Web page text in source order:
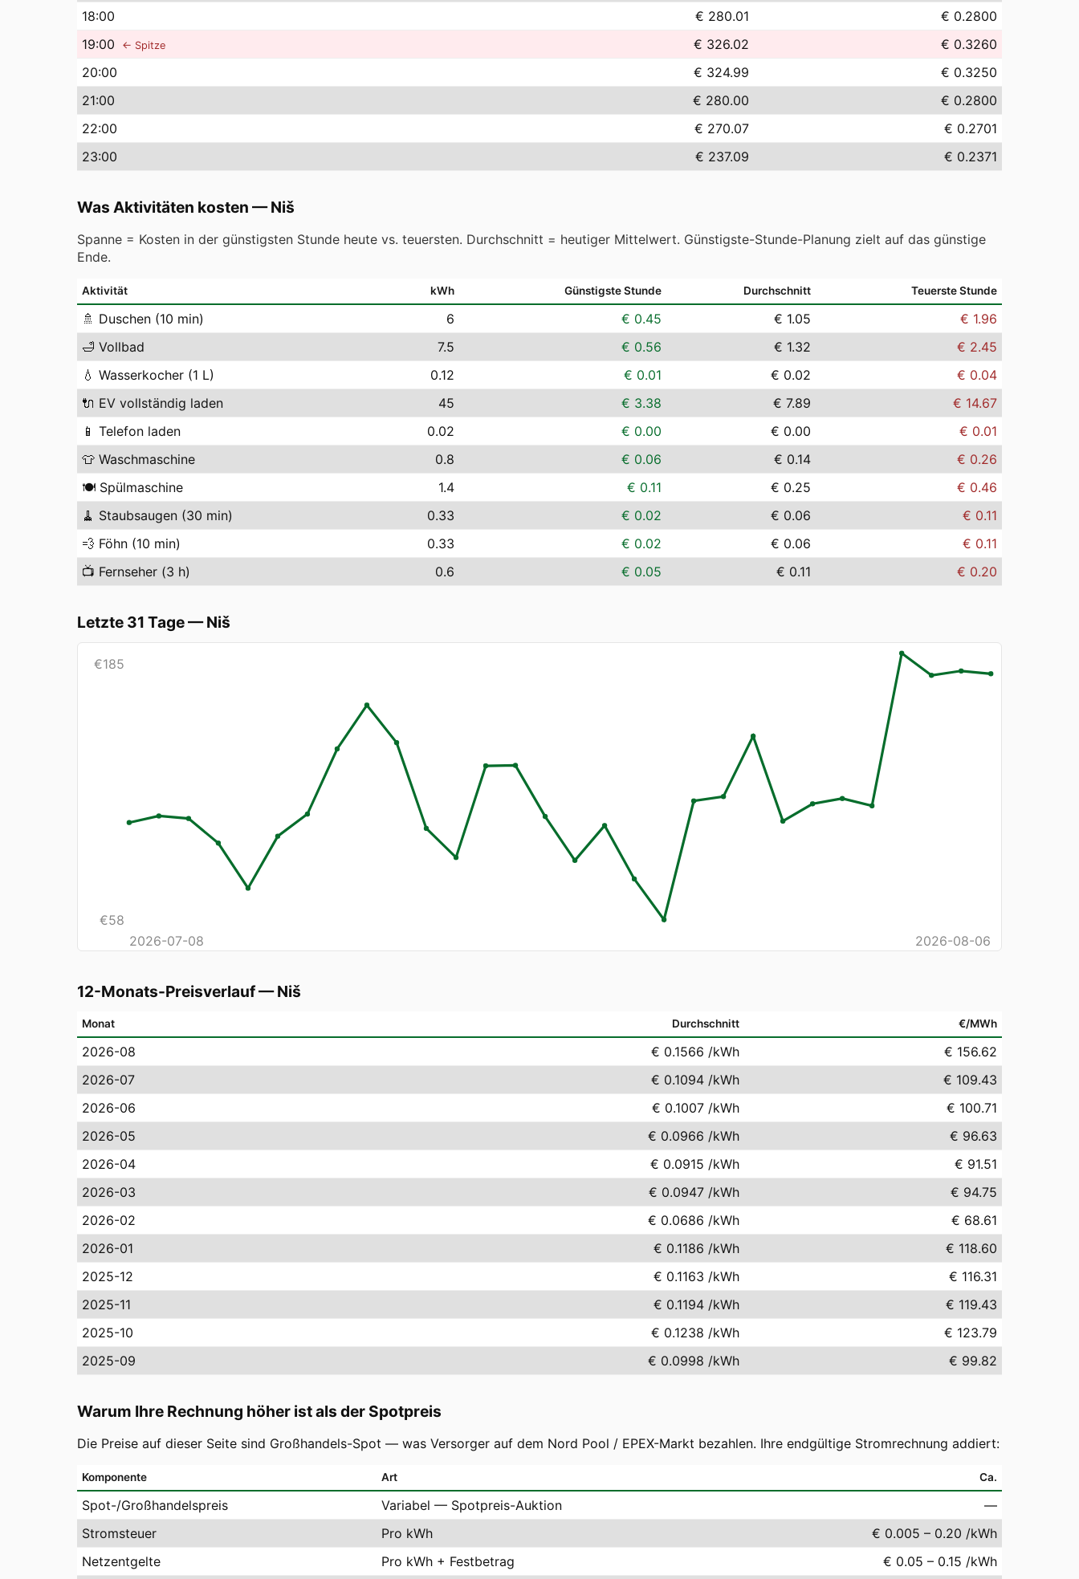
18:00 € 280.01
€ 0.2800
19:00 ← Spitze € 326.02
€ 0.3260
20:00 € 324.99
€ 0.3250
21:00 € 280.00
€ 0.2800
22:00 € 270.07
€ 0.2701
23:00 € 237.09 € 0.2371
Was Aktivitäten kosten —Niš
Spanne = Kosten in der günstigsten Stunde heute vs. teuersten. Durchschnitt = heutiger Mittelwert. Günstigste-Stunde-Planung zielt auf das günstige
Ende.
Aktivität kWh Günstigste Stunde Durchschnitt Teuerste Stunde
🚿 Duschen (10 min) 6 € 0.45 € 1.05
€ 1.96
🛁 Vollbad 7.5 € 0.56 € 1.32
€ 2.45
💧 Wasserkocher (1 L) 0.12 € 0.01 € 0.02
€ 0.04
🔌 EV vollständig laden 45 € 3.38 € 7.89
€ 14.67
📱 Telefon laden 0.02 € 0.00 € 0.00
€ 0.01
👕 Waschmaschine 0.8 € 0.06 € 0.14
€ 0.26
🍽️ Spülmaschine 1.4 € 0.11 € 0.25
€ 0.46
🧹 Staubsaugen (30 min) 0.33 € 0.02 € 0.06
€ 0.11
💨 Föhn (10 min) 0.33 € 0.02 € 0.06
€ 0.11
📺 Fernseher (3 h) 0.6 € 0.05 € 0.11 € 0.20
Letzte 31 Tage—Niš
€185
€58
2026-07-08
2026-08-06
12-Monats-Preisverlauf—Niš
Monat Durchschnitt €/MWh
2026-08 € 0.1566 /kWh
€ 156.62
2026-07
€ 0.1094 /kWh
€ 109.43
2026-06
€ 0.1007 /kWh
€ 100.71
2026-05
€ 0.0966 /kWh
€ 96.63
2026-04
€ 0.0915 /kWh
€ 91.51
2026-03
€ 0.0947 /kWh
€ 94.75
2026-02
€ 0.0686 /kWh
€ 68.61
2026-01
€ 0.1186 /kWh
€ 118.60
2025-12
€ 0.1163 /kWh
€ 116.31
2025-11
€ 0.1194 /kWh
€ 119.43
2025-10
€ 0.1238 /kWh
€ 123.79
2025-09
€ 0.0998 /kWh € 99.82
Warum Ihre Rechnung höher ist als der Spotpreis
Die Preise auf dieser Seite sind Großhandels-Spot — was Versorger auf dem Nord Pool / EPEX-Markt bezahlen. Ihre endgültige Stromrechnung addiert:
Komponente Art Ca.
Spot-/Großhandelspreis Variabel — Spotpreis-Auktion
—
Stromsteuer
Pro kWh
€ 0.005 – 0.20 /kWh
Netzentgelte
Pro kWh + Festbetrag € 0.05 – 0.15 /kWh